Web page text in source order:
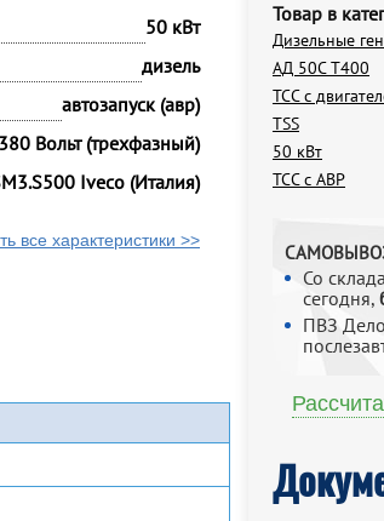
Товар в
Дизельные
АД 50С Т400
ТСС с
TSS
50 кВт
ТСС с АВР
Со
сегодня,
ПВЗ
50 кВт
дизель
автозапуск (авр)
380 Вольт (трехфазный)
Iveco (Италия)
все характеристики >>